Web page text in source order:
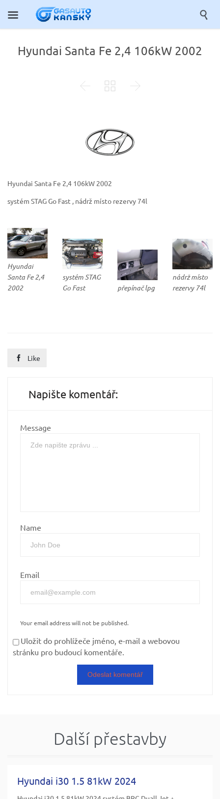

Hyundai Santa Fe 2,4 106kW 2002
  
Hyundai Santa Fe 2,4 106kW 2002
systém STAG Go Fast , nádrž místo rezervy 74l
Hyundai
Santa Fe 2,4
2002
systém STAG
Go Fast
přepínač lpg
nádrž místo
rezervy 74l
 Like
Napište komentář:
Message
Name
Email
Your email address will not be published.
Uložit do prohlížeče jméno, e-mail a webovou
stránku pro budoucí komentáře.
Další přestavby
Hyundai i30 1.5 81kW 2024